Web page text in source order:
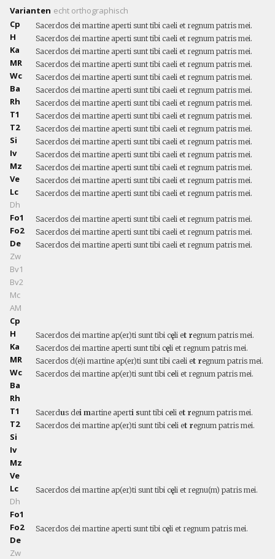
Varianten echt orthographisch
Cp
Sacerdos dei martine aperti sunt tibi caeli et regnum patris mei.
H Sacerdos dei martine aperti sunt tibi caeli et regnum patris mei.
Ka Sacerdos dei martine aperti sunt tibi caeli et regnum patris mei.
MR Sacerdos dei martine aperti sunt tibi caeli et regnum patris mei.
Wc Sacerdos dei martine aperti sunt tibi caeli et regnum patris mei.
Ba Sacerdos dei martine aperti sunt tibi caeli et regnum patris mei.
Rh Sacerdos dei martine aperti sunt tibi caeli et regnum patris mei.
T1 Sacerdos dei martine aperti sunt tibi caeli et regnum patris mei.
T2 Sacerdos dei martine aperti sunt tibi caeli et regnum patris mei.
Si Sacerdos dei martine aperti sunt tibi caeli et regnum patris mei.
Iv Sacerdos dei martine aperti sunt tibi caeli et regnum patris mei.
Mz Sacerdos dei martine aperti sunt tibi caeli et regnum patris mei.
Ve Sacerdos dei martine aperti sunt tibi caeli et regnum patris mei.
Lc Sacerdos dei martine aperti sunt tibi caeli et regnum patris mei.
Dh
Fo1
Sacerdos dei martine aperti sunt tibi caeli et regnum patris mei.
Fo2 Sacerdos dei martine aperti sunt tibi caeli et regnum patris mei.
De Sacerdos dei martine aperti sunt tibi caeli et regnum patris mei.
Zw
Bv1
Bv2
Mc
AM
Cp
H
Sacerdos dei martine ap(er)ti sunt tibi cęli et regnum patris mei.
Ka Sacerdos dei martine aperti sunt tibi cęli et regnum patris mei.
MR Sacerdos d(e)i martine ap(er)ti sunt tibi caeli et regnum patris mei.
Wc Sacerdos dei martine ap(er)ti sunt tibi celi et regnum patris mei.
Ba
Rh
T1
Sacerdus dei martine aperti sunt tibi celi et regnum patris mei.
T2 Sacerdos dei martine ap(er)ti sunt tibi celi et regnum patris mei.
Si
Iv
Mz
Ve
Lc
Sacerdos dei martine ap(er)ti sunt tibi cęli et regnu(m) patris mei.
Dh
Fo1
Fo2
Sacerdos dei martine aperti sunt tibi cęli et regnum patris mei.
De
Zw